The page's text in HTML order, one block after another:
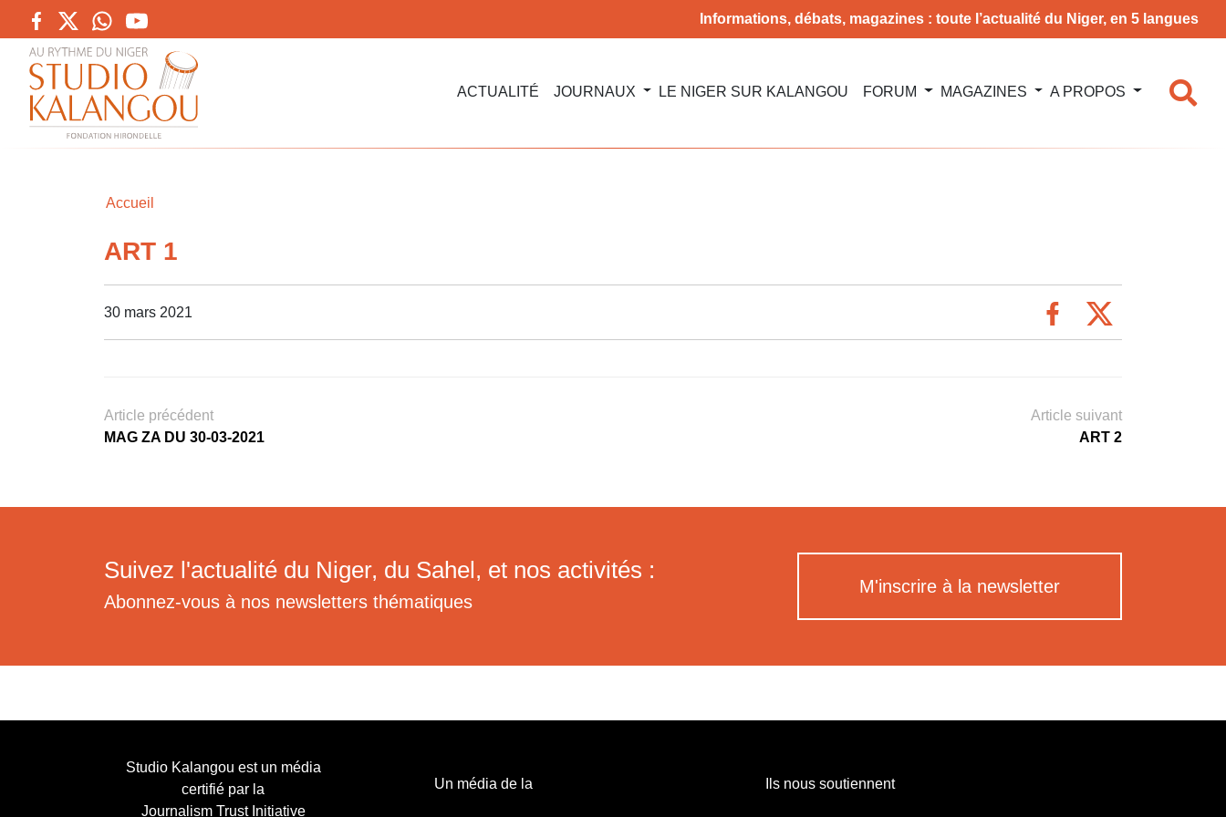
Informations, débats, magazines : toute l’actualité du Niger, en 5 langues
ACTUALITÉ JOURNAUX LE NIGER SUR KALANGOU FORUM MAGAZINES A PROPOS
Accueil
ART 1
30 mars 2021
Article précédent
MAG ZA DU 30-03-2021
Article suivant
ART 2
Suivez l'actualité du Niger, du Sahel, et nos activités :
Abonnez-vous à nos newsletters thématiques
M'inscrire à la newsletter
Studio Kalangou est un média
certifié par la
Journalism Trust Initiative
Un média de la Ils nous soutiennent